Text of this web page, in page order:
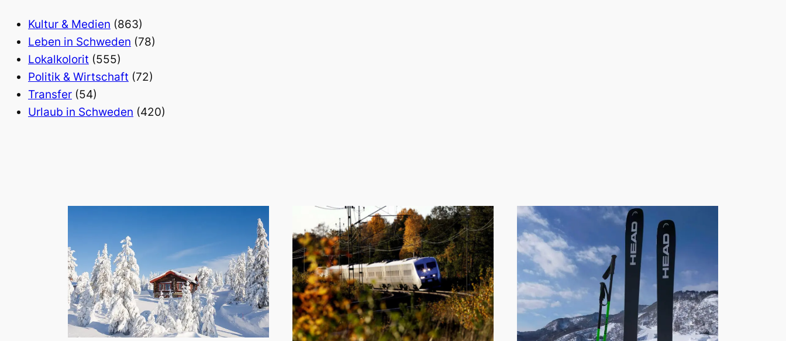
Kultur & Medien (863)
Leben in Schweden (78)
Lokalkolorit (555)
Politik & Wirtschaft (72)
Transfer (54)
Urlaub in Schweden (420)